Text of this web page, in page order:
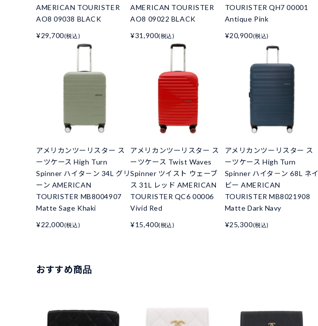
AMERICAN TOURISTER
AO8 09038 BLACK
¥29,700(税込)
AMERICAN TOURISTER
AO8 09022 BLACK
¥31,900(税込)
TOURISTER QH7 00001
Antique Pink
¥20,900(税込)
アメリカンツーリスター ス
ーツケース High Turn
Spinner ハイタ－ン 34L グリ
ーン AMERICAN
TOURISTER MB8004907
Matte Sage Khaki
¥22,000(税込)
アメリカンツーリスター ス
ーツケース Twist Waves
Spinner ツイスト ウェーブ
ス 31L レッド AMERICAN
TOURISTER QC6 00006
Vivid Red
¥15,400(税込)
アメリカンツーリスター ス
ーツケース High Turn
Spinner ハイタ－ン 68L ネイ
ビー AMERICAN
TOURISTER MB8021908
Matte Dark Navy
¥25,300(税込)
おすすめ商品